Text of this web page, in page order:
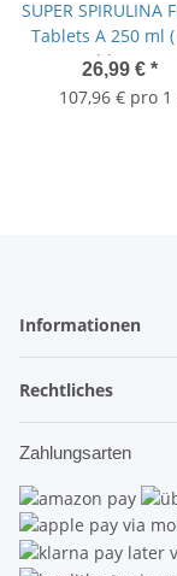
SUPER SPIRULINA
Tablets A 250 ml
Tabletten )
26,99 € *
107,96 € pro 1
Informationen
Rechtliches
Zahlungsarten